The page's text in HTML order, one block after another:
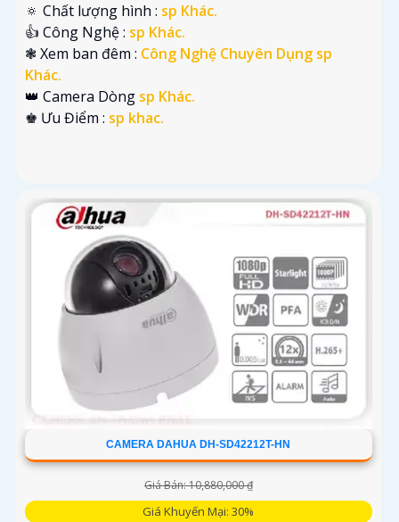
🔅 Chất lượng hình : sp Khác.
👍 Công Nghệ : sp Khác.
❃ Xem ban đêm : Công Nghệ Chuyên Dụng sp
Khác.
👑 Camera Dòng sp Khác.
️♚ Ưu Điểm : sp khac.
CAMERA DAHUA DH-SD42212T-HN
Giá Bán: 10,880,000 ₫
Giá Khuyến Mại: 30%